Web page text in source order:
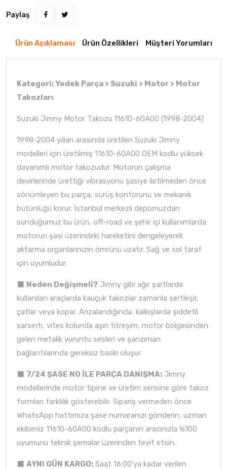
Paylaş
Ürün Açıklaması Ürün Özellikleri Müşteri Yorumları
Kategori: Yedek Parça > Suzuki > Motor > Motor
Takozları
Suzuki Jimny Motor Takozu 11610-60A00 (1998-2004)
1998-2004 yılları arasında üretilen Suzuki Jimny
modelleri için üretilmiş 11610-60A00 OEM kodlu yüksek
dayanımlı motor takozudur. Motorun çalışma
devirlerinde ürettiği vibrasyonu şasiye iletilmeden önce
sönümleyen bu parça, sürüş konforunu ve mekanik
bütünlüğü korur. İstanbul merkezli depomuzdan
sunduğumuz bu ürün, off-road ve şehir içi kullanımlarda
motorun şasi üzerindeki hareketini dengeleyerek
aktarma organlarınızın ömrünü uzatır. Sağ ve sol taraf
için uyumludur.
⬛ Neden Değişmeli? Jimny gibi ağır şartlarda
kullanılan araçlarda kauçuk takozlar zamanla sertleşir,
çatlar veya kopar. Arızalandığında; kalkışlarda şiddetli
sarsıntı, vites kolunda aşırı titreşim, motor bölgesinden
gelen metalik vuruntu sesleri ve şanzıman
bağlantılarında gereksiz baskı oluşur.
⬛ 7/24 ŞASE NO İLE PARÇA DANIŞMA: Jimny
modellerinde motor tipine ve üretim serisine göre takoz
formları farklılık gösterebilir. Sipariş vermeden önce
WhatsApp hattımıza şase numaranızı gönderin; uzman
ekibimiz 11610-60A00 kodlu parçanın aracınızla %100
uyumunu teknik şemalar üzerinden teyit etsin.
⬛ AYNI GÜN KARGO: Saat 16:00'ya kadar verilen